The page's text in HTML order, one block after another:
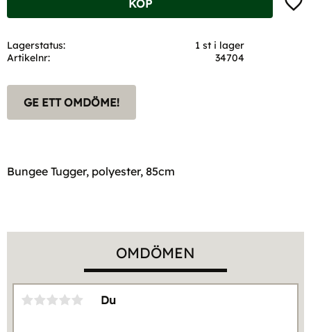
KÖP
Lagerstatus
1 st i lager
Artikelnr
34704
GE ETT OMDÖME!
Bungee Tugger, polyester, 85cm
OMDÖMEN
Du